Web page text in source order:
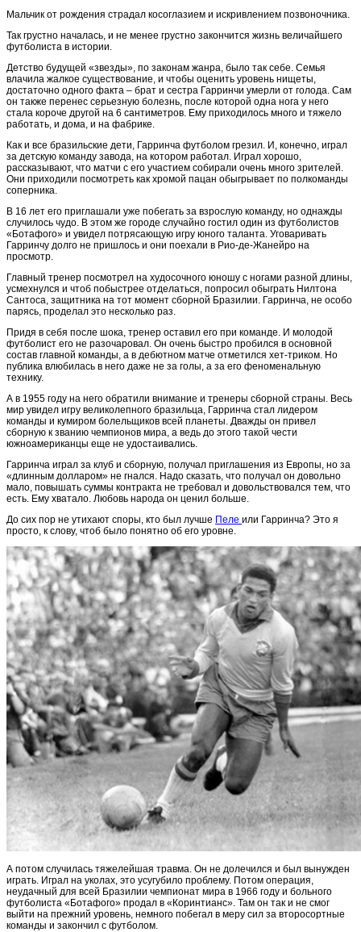
Мальчик от рождения страдал косоглазием и искривлением позвоночника.
Так грустно началась, и не менее грустно закончится жизнь величайшего
футболиста в истории.
Детство будущей «звезды», по законам жанра, было так себе. Семья
влачила жалкое существование, и чтобы оценить уровень нищеты,
достаточно одного факта – брат и сестра Гарринчи умерли от голода. Сам
он также перенес серьезную болезнь, после которой одна нога у него
стала короче другой на 6 сантиметров. Ему приходилось много и тяжело
работать, и дома, и на фабрике.
Как и все бразильские дети, Гарринча футболом грезил. И, конечно, играл
за детскую команду завода, на котором работал. Играл хорошо,
рассказывают, что матчи с его участием собирали очень много зрителей.
Они приходили посмотреть как хромой пацан обыгрывает по полкоманды
соперника.
В 16 лет его приглашали уже побегать за взрослую команду, но однажды
случилось чудо. В этом же городе случайно гостил один из футболистов
«Ботафого» и увидел потрясающую игру юного таланта. Уговаривать
Гарринчу долго не пришлось и они поехали в Рио-де-Жанейро на
просмотр.
Главный тренер посмотрел на худосочного юношу с ногами разной длины,
усмехнулся и чтоб побыстрее отделаться, попросил обыграть Нилтона
Сантоса, защитника на тот момент сборной Бразилии. Гарринча, не особо
парясь, проделал это несколько раз.
Придя в себя после шока, тренер оставил его при команде. И молодой
футболист его не разочаровал. Он очень быстро пробился в основной
состав главной команды, а в дебютном матче отметился хет-триком. Но
публика влюбилась в него даже не за голы, а за его феноменальную
технику.
А в 1955 году на него обратили внимание и тренеры сборной страны. Весь
мир увидел игру великолепного бразильца, Гарринча стал лидером
команды и кумиром болельщиков всей планеты. Дважды он привел
сборную к званию чемпионов мира, а ведь до этого такой чести
южноамериканцы еще не удостаивались.
Гарринча играл за клуб и сборную, получал приглашения из Европы, но за
«длинным долларом» не гнался. Надо сказать, что получал он довольно
мало, повышать суммы контракта не требовал и довольствовался тем, что
есть. Ему хватало. Любовь народа он ценил больше.
До сих пор не утихают споры, кто был лучше Пеле или Гарринча? Это я
просто, к слову, чтоб было понятно об его уровне.
А потом случилась тяжелейшая травма. Он не долечился и был вынужден
играть. Играл на уколах, это усугубило проблему. Потом операция,
неудачный для всей Бразилии чемпионат мира в 1966 году и больного
футболиста «Ботафого» продал в «Коринтианс». Там он так и не смог
выйти на прежний уровень, немного побегал в меру сил за второсортные
команды и закончил с футболом.